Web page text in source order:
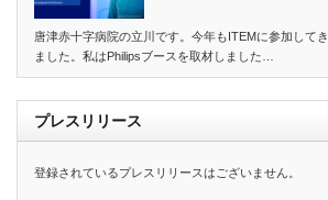
唐津赤十字病院の立川です。今年もITEMに参加してき
ました。私はPhilipsブースを取材しました…
プレスリリース
登録されているプレスリリースはございません。